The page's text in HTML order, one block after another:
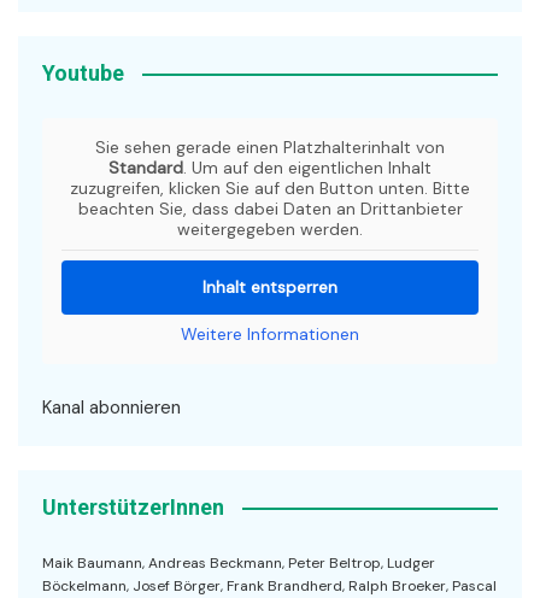
Youtube
Sie sehen gerade einen Platzhalterinhalt von
Standard. Um auf den eigentlichen Inhalt
zuzugreifen, klicken Sie auf den Button unten. Bitte
beachten Sie, dass dabei Daten an Drittanbieter
weitergegeben werden.
Inhalt entsperren
Weitere Informationen
Kanal abonnieren
UnterstützerInnen
Maik Baumann, Andreas Beckmann, Peter Beltrop, Ludger
Böckelmann, Josef Börger, Frank Brandherd, Ralph Broeker, Pascal